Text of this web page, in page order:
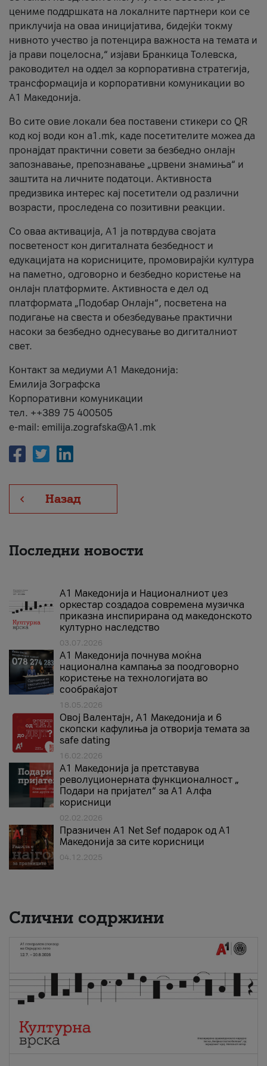
цениме поддршката на локалните партнери кои се
приклучија на оваа иницијатива, бидејќи токму
нивното учество ја потенцира важноста на темата и
ја прави поцелосна,“ изјави Бранкица Толевска,
раководител на оддел за корпоративна стратегија,
трансформација и корпоративни комуникации во
А1 Македонија.
Во сите овие локали беа поставени стикери со QR
код кој води кон a1.mk, каде посетителите можеа да
пронајдат практични совети за безбедно онлајн
запознавање, препознавање „црвени знамиња“ и
заштита на личните податоци. Активноста
предизвика интерес кај посетители од различни
возрасти, проследена со позитивни реакции.
Со оваа активација, А1 ја потврдува својата
посветеност кон дигиталната безбедност и
едукацијата на корисниците, промовирајќи култура
на паметно, одговорно и безбедно користење на
онлајн платформите. Активноста е дел од
платформата „Подобар Онлајн“, посветена на
подигање на свеста и обезбедување практични
насоки за безбедно однесување во дигиталниот
свет.
Контакт за медиуми А1 Македонија:
Емилија Зографска
Корпоративни комуникации
тел. ++389 75 400505
e-mail: emilija.zografska@A1.mk
Назад
Последни новости
А1 Македонија и Националниот џез
оркестар создадоа современа музичка
приказна инспирирана од македонското
културно наследство
03.07.2026
A1 Македонија почнува моќна
национална кампања за поодговорно
користење на технологијата во
сообраќајот
18.05.2026
Овој Валентајн, A1 Македонија и 6
скопски кафулиња ја отворија темата за
safe dating
16.02.2026
А1 Македонија ја претставува
револуционерната функционалност „
Подари на пријател“ за А1 Алфа
корисници
02.02.2026
Празничен A1 Net Sеf подарок од А1
Македонија за сите корисници
04.12.2025
Слични содржини